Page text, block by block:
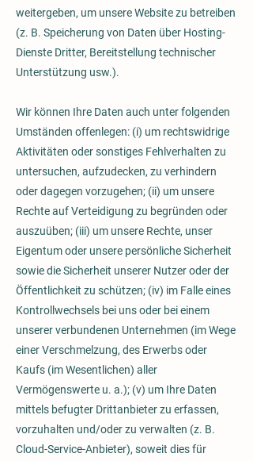
weitergeben, um unsere Website zu betreiben
(z. B. Speicherung von Daten über Hosting-
Dienste Dritter, Bereitstellung technischer
Unterstützung usw.).
Wir können Ihre Daten auch unter folgenden
Umständen offenlegen: (i) um rechtswidrige
Aktivitäten oder sonstiges Fehlverhalten zu
untersuchen, aufzudecken, zu verhindern
oder dagegen vorzugehen; (ii) um unsere
Rechte auf Verteidigung zu begründen oder
auszuüben; (iii) um unsere Rechte, unser
Eigentum oder unsere persönliche Sicherheit
sowie die Sicherheit unserer Nutzer oder der
Öffentlichkeit zu schützen; (iv) im Falle eines
Kontrollwechsels bei uns oder bei einem
unserer verbundenen Unternehmen (im Wege
einer Verschmelzung, des Erwerbs oder
Kaufs (im Wesentlichen) aller
Vermögenswerte u. a.); (v) um Ihre Daten
mittels befugter Drittanbieter zu erfassen,
vorzuhalten und/oder zu verwalten (z. B.
Cloud-Service-Anbieter), soweit dies für